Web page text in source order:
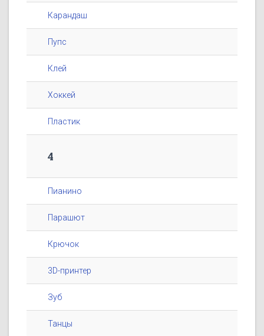
Карандаш
Пупс
Клей
Хоккей
Пластик
4
Пианино
Парашют
Крючок
3D-принтер
Зуб
Танцы